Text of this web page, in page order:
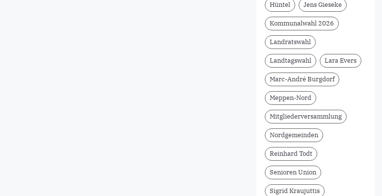
Hüntel Jens Gieseke
Kommunalwahl 2026
Landratswahl
Landtagswahl Lara Evers
Marc-André Burgdorf
Meppen-Nord
Mitgliederversammlung
Nordgemeinden
Reinhard Todt
Senioren Union
Sigrid Kraujuttis